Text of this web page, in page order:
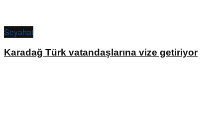
Seyahat
Karadağ Türk vatandaşlarına vize getiriyor